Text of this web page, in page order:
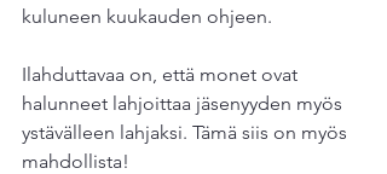
kuluneen kuukauden ohjeen.
Ilahduttavaa on, että monet ovat
halunneet lahjoittaa jäsenyyden myös
ystävälleen lahjaksi. Tämä siis on myös
mahdollista!